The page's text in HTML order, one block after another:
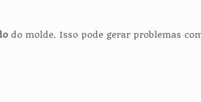
do molde. Isso pode gerar problemas